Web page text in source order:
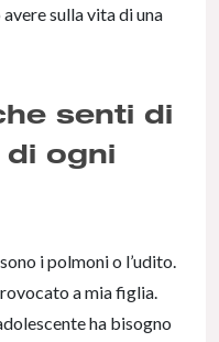
sulla vita di una
senti di
ogni
i polmoni o l’udito.
a mia figlia.
ha bisogno